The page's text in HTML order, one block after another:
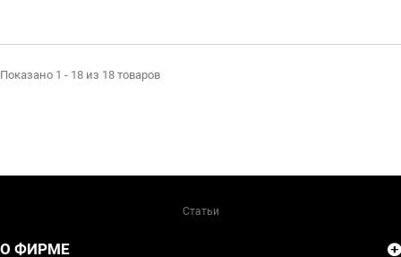
Показано 1 - 18 из 18 товаров
Статьи
О ФИРМЕ